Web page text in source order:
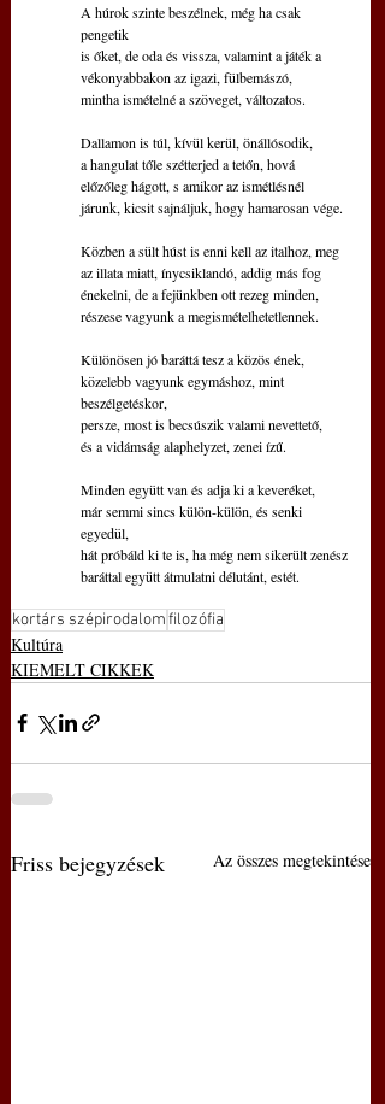
A húrok szinte beszélnek, még ha csak
pengetik
is őket, de oda és vissza, valamint a játék a
vékonyabbakon az igazi, fülbemászó,
mintha ismételné a szöveget, változatos.
Dallamon is túl, kívül kerül, önállósodik,
a hangulat tőle szétterjed a tetőn, hová
előzőleg hágott, s amikor az ismétlésnél
járunk, kicsit sajnáljuk, hogy hamarosan vége.
Közben a sült húst is enni kell az italhoz, meg
az illata miatt, ínycsiklandó, addig más fog
énekelni, de a fejünkben ott rezeg minden,
részese vagyunk a megismételhetetlennek.
Különösen jó baráttá tesz a közös ének,
közelebb vagyunk egymáshoz, mint
beszélgetéskor,
persze, most is becsúszik valami nevettető,
és a vidámság alaphelyzet, zenei ízű.
Minden együtt van és adja ki a keveréket,
már semmi sincs külön-külön, és senki
egyedül,
hát próbáld ki te is, ha még nem sikerült zenész
baráttal együtt átmulatni délutánt, estét.
kortárs szépirodalomfilozófia
Kultúra
KIEMELT CIKKEK
Friss bejegyzések Az összes megtekintése